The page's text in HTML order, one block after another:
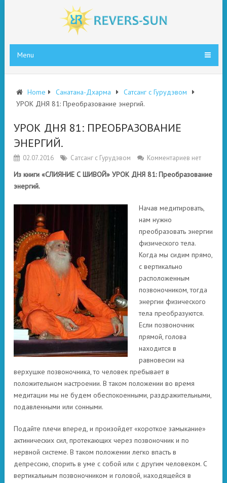
Menu
Home Санатана-Дхарма
Сатсанг с Гурудэвом
УРОК ДНЯ 81: Преобразование энергий.
УРОК ДНЯ 81: ПРЕОБРАЗОВАНИЕ
ЭНЕРГИЙ.
02.07.2016 Сатсанг с Гурудэвом Комментариев нет
Из книги «СЛИЯНИЕ С ШИВОЙ» УРОК ДНЯ 81: Преобразование
энергий.
Начав медитировать,
нам нужно
преобразовать энергии
физического тела.
Когда мы сидим прямо,
с вертикально
расположенным
позвоночником, тогда
энергии физического
тела преобразуются.
Если позвоночник
прямой, голова
находится в
равновесии на
верхушке позвоночника, то человек пребывает в
положительном настроении. В таком положении во время
медитации мы не будем обеспокоенными, раздражительными,
подавленными или сонными.
Подайте плечи вперед, и произойдет «короткое замыкание»
актинических сил, протекающих через позвоночник и по
нервной системе. В таком положении легко впасть в
депрессию, спорить в уме с собой или с другим человеком. С
вертикальным позвоночником и головой, находящейся в